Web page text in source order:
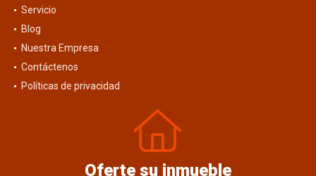
Servicio
Blog
Nuestra Empresa
Contáctenos
Políticas de privacidad
Oferte su inmueble